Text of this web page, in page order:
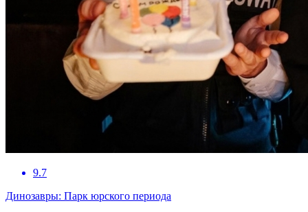
9.7
Динозавры: Парк юрского периода